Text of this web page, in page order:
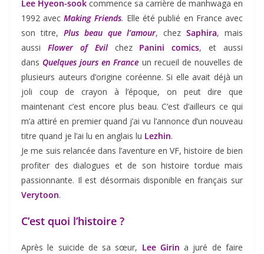
Lee Hyeon-sook commence sa carrière de manhwaga en
1992 avecMaking Friends. Elle été publié en France avec
son titre, Plus beau que l’amour, chez Saphira, mais
aussi Flower of Evil chez Panini comics, et aussi
dans Quelques jours en France un recueil de nouvelles de
plusieurs auteurs d’origine coréenne. Si elle avait déjà un
joli coup de crayon à l’époque, on peut dire que
maintenant c’est encore plus beau. C’est d’ailleurs ce qui
m’a attiré en premier quand j’ai vu l’annonce d’un nouveau
titre quand je l’ai lu en anglais lu Lezhin.
Je me suis relancée dans l’aventure en VF, histoire de bien
profiter des dialogues et de son histoire tordue mais
passionnante. Il est désormais disponible en français sur
Verytoon.
C’est quoi l’histoire ?
Après le suicide de sa sœur, Lee Girin a juré de faire